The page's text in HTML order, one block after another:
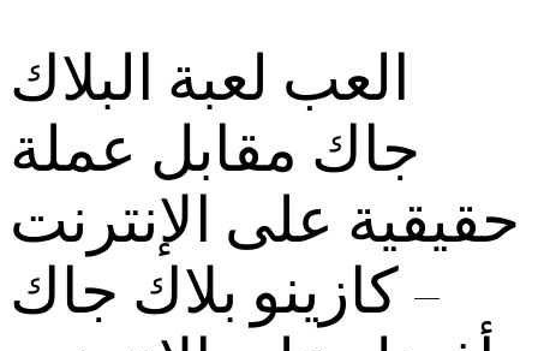
Skip
to
content
العب لعبة البلاك
جاك مقابل عملة
حقيقية على الإنترنت
– كازينو بلاك جاك